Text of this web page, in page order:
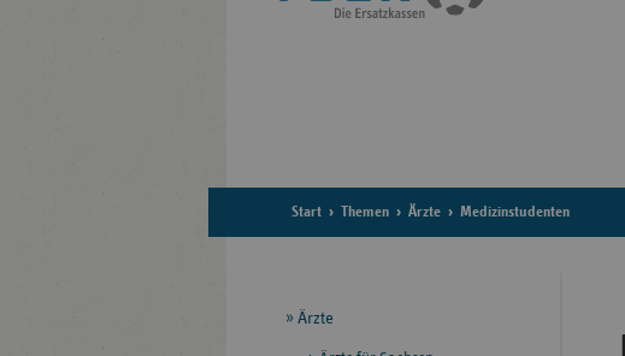
Start Themen Ärzte Medizinstudenten
Seitennavigation
Ärzte